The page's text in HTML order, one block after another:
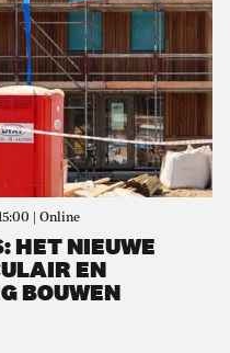
HET NIEUWE
EN
BOUWEN
| Online